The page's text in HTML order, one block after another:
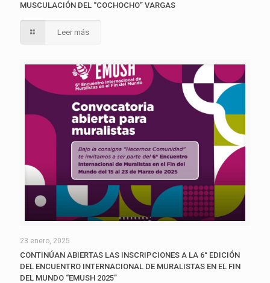
MUSCULACIÓN DEL “COCHOCHO” VARGAS
Leer más
23 enero, 2025
CONTINÚAN ABIERTAS LAS INSCRIPCIONES A LA 6° EDICIÓN
DEL ENCUENTRO INTERNACIONAL DE MURALISTAS EN EL FIN
DEL MUNDO “EMUSH 2025”